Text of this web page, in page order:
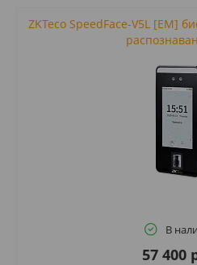
ZKTeco SpeedFace-V5L [EM]
В
57 400